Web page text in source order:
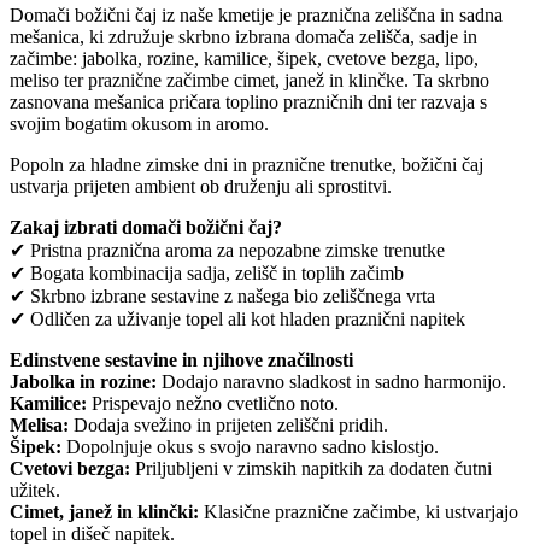
Domači božični čaj iz naše kmetije je praznična zeliščna in sadna
mešanica, ki združuje skrbno izbrana domača zelišča, sadje in
začimbe: jabolka, rozine, kamilice, šipek, cvetove bezga, lipo,
meliso ter praznične začimbe cimet, janež in klinčke. Ta skrbno
zasnovana mešanica pričara toplino prazničnih dni ter razvaja s
svojim bogatim okusom in aromo.
Popoln za hladne zimske dni in praznične trenutke, božični čaj
ustvarja prijeten ambient ob druženju ali sprostitvi.
Zakaj izbrati domači božični čaj?
✔ Pristna praznična aroma za nepozabne zimske trenutke
✔ Bogata kombinacija sadja, zelišč in toplih začimb
✔ Skrbno izbrane sestavine z našega bio zeliščnega vrta
✔ Odličen za uživanje topel ali kot hladen praznični napitek
Edinstvene sestavine in njihove značilnosti
Jabolka in rozine: Dodajo naravno sladkost in sadno harmonijo.
Kamilice: Prispevajo nežno cvetlično noto.
Melisa: Dodaja svežino in prijeten zeliščni pridih.
Šipek: Dopolnjuje okus s svojo naravno sadno kislostjo.
Cvetovi bezga: Priljubljeni v zimskih napitkih za dodaten čutni
užitek.
Cimet, janež in klinčki: Klasične praznične začimbe, ki ustvarjajo
topel in dišeč napitek.